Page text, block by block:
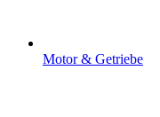
Motor & Getriebe